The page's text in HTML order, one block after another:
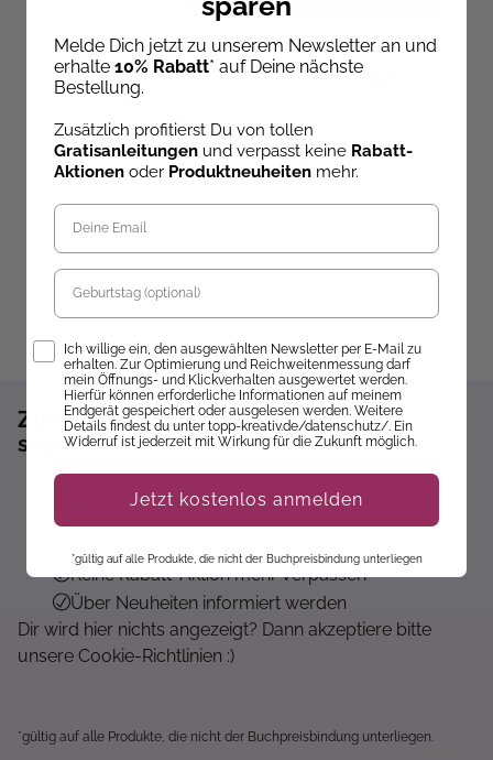
Materialset Häkeln
lernen
Sofort lieferbar
29,81 €
Stefanie Schmidts
HOW TO: HÄKELN
Sofort lieferbar
20,00 €
Zum Newsletter anmelden und 10%
sparen!*
Sofort 10% Rabatt auf die nächste Bestellung
Keine Rabatt-Aktion mehr verpassen
Über Neuheiten informiert werden
Dir wird hier nichts angezeigt? Dann akzeptiere bitte
unsere Cookie-Richtlinien :)
*gültig auf alle Produkte, die nicht der Buchpreisbindung unterliegen.
Melde Dich jetzt zu unserem Newsletter an und
erhalte 10% Rabatt* auf Deine nächste
Bestellung.
Zusätzlich profitierst Du von tollen
Gratisanleitungen und verpasst keine Rabatt-
Aktionen oder Produktneuheiten mehr.
Geburtstag
Opt-InIch willige ein, den ausgewählten Newsletter per E-Mail zu
erhalten. Zur Optimierung und Reichweitenmessung darf
mein Öffnungs- und Klickverhalten ausgewertet werden.
Hierfür können erforderliche Informationen auf meinem
Endgerät gespeichert oder ausgelesen werden. Weitere
Details findest du unter topp-kreativ.de/datenschutz/. Ein
Widerruf ist jederzeit mit Wirkung für die Zukunft möglich.
Jetzt kostenlos anmelden
*gültig auf alle Produkte, die nicht der Buchpreisbindung unterliegen